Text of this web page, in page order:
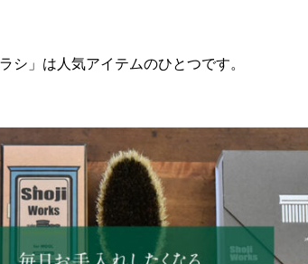
シ」は人気アイテムのひとつです。